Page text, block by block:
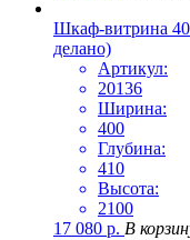
Шкаф-витрина
делано)
Артикул:
20136
Ширина:
400
Глубина:
410
Высота:
2100
17 080 р. В